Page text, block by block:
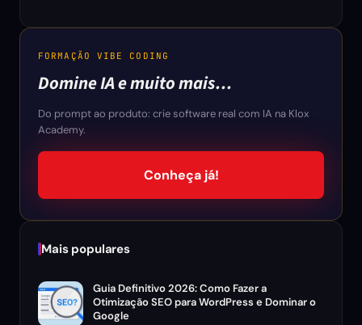
FORMAÇÃO VIBE CODING
Domine IA e muito mais…
Do prompt ao produto: crie software real com IA na Klox
Academy.
Conheça já!
Mais populares
Guia Definitivo 2026: Como Fazer a
Otimização SEO para WordPress e Dominar o
Google